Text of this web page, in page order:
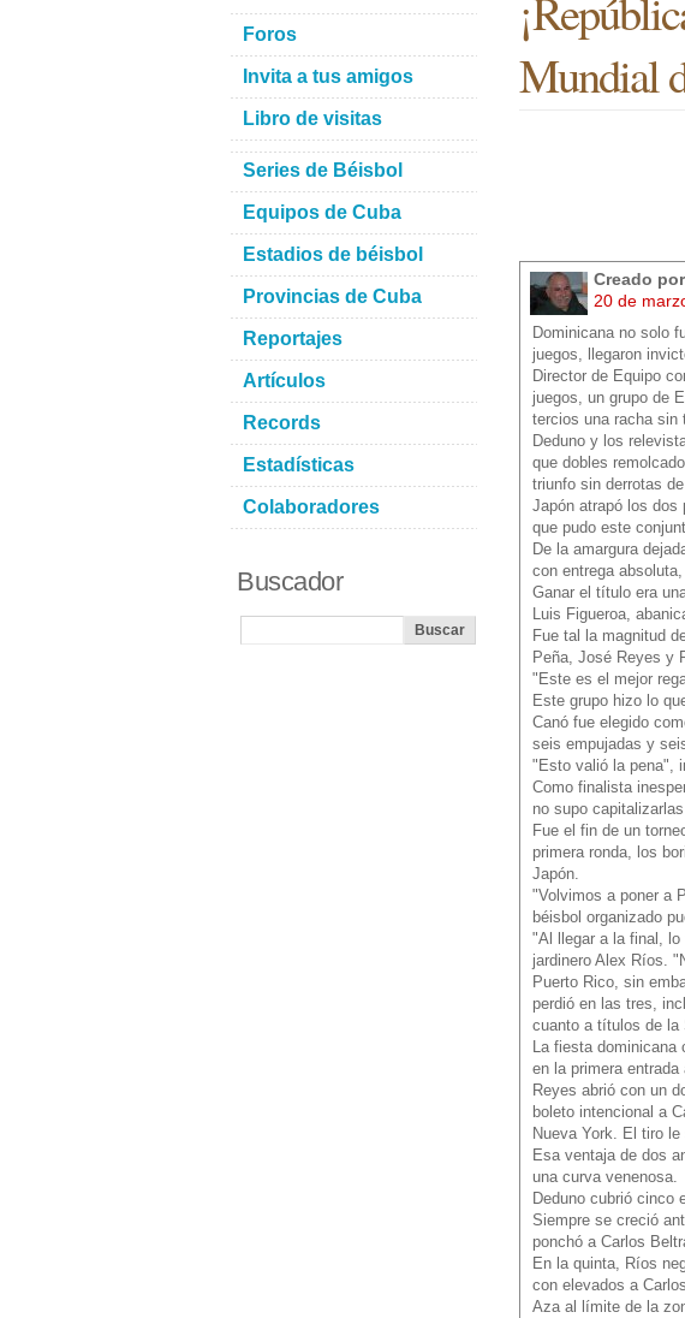
Mundial
Creado por
20 de
Dominicana no solo
juegos, llegaron
Director de Equipo
juegos, un grupo de
tercios una racha sin
Deduno y los
que dobles
triunfo sin derrotas
Japón atrapó los dos
que pudo este
De la amargura
con entrega
Ganar el título era
Luis Figueroa,
Fue tal la magnitud
Peña, José Reyes y
"Este es el mejor
Este grupo hizo lo
Canó fue elegido
seis empujadas y
"Esto valió la pena",
Como finalista
no supo
Fue el fin de un
primera ronda, los
Japón.
"Volvimos a poner a
béisbol organizado
"Al llegar a la final, lo
jardinero Alex Ríos.
Puerto Rico, sin
perdió en las tres,
cuanto a títulos de la
La fiesta dominicana
en la primera entrada
Reyes abrió con un
boleto intencional a
Nueva York. El tiro
Esa ventaja de dos
una curva venenosa.
Deduno cubrió cinco
Siempre se creció
ponchó a Carlos
En la quinta, Ríos
con elevados a
Aza al límite de la
Foros
Invita a tus amigos
Libro de visitas
Series de Béisbol
Equipos de Cuba
Estadios de béisbol
Provincias de Cuba
Reportajes
Artículos
Records
Estadísticas
Colaboradores
Buscador